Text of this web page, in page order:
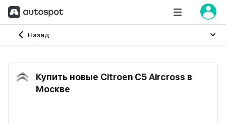
Назад
Главная
Купить новые Citroen C5 Aircross в
Москве